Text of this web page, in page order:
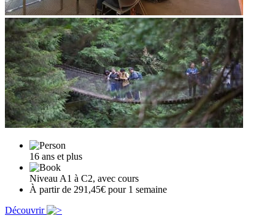
16 ans et plus
Niveau A1 à C2, avec cours
À partir de 291,45€ pour 1 semaine
Découvrir